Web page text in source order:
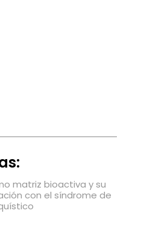
matriz bioactiva y su
con el síndrome de